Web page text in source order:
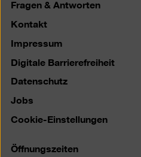
Fragen & Antworten
Kontakt
Impressum
Digitale Barrierefreiheit
Datenschutz
Jobs
Cookie-Einstellungen
Öffnungszeiten